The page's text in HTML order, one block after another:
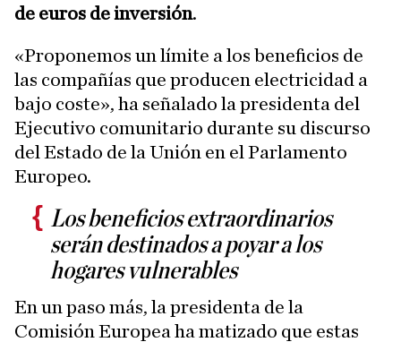
de euros de inversión.
«Proponemos un límite a los beneficios de
las compañías que producen electricidad a
bajo coste», ha señalado la presidenta del
Ejecutivo comunitario durante su discurso
del Estado de la Unión en el Parlamento
Europeo.
Los beneficios extraordinarios
serán destinados a poyar a los
hogares vulnerables
En un paso más, la presidenta de la
Comisión Europea ha matizado que estas